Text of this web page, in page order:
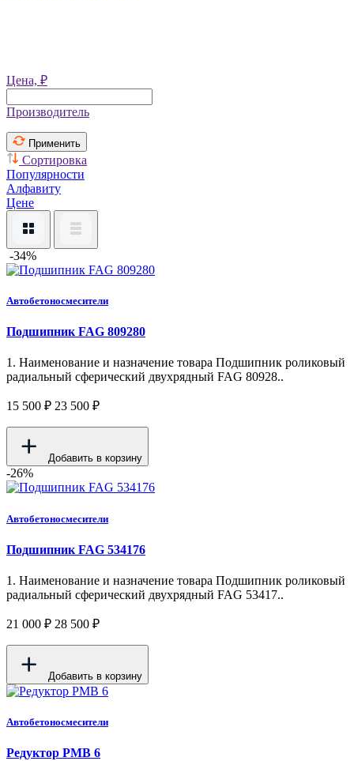
Цена, ₽
Производитель
Применить
Сортировка
Популярности
Алфавиту
Цене
-34%
Автобетоносмесители
Подшипник FAG 809280
1. Наименование и назначение товара Подшипник роликовый
радиальный сферический двухрядный FAG 80928..
15 500 ₽ 23 500 ₽
Добавить в корзину
-26%
Автобетоносмесители
Подшипник FAG 534176
1. Наименование и назначение товара Подшипник роликовый
радиальный сферический двухрядный FAG 53417..
21 000 ₽ 28 500 ₽
Добавить в корзину
Автобетоносмесители
Редуктор PMB 6